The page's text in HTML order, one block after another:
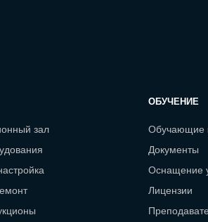
зал
ОБУЧЕНИЕ
Обучающие
Документы
Оснащение
Лицензии